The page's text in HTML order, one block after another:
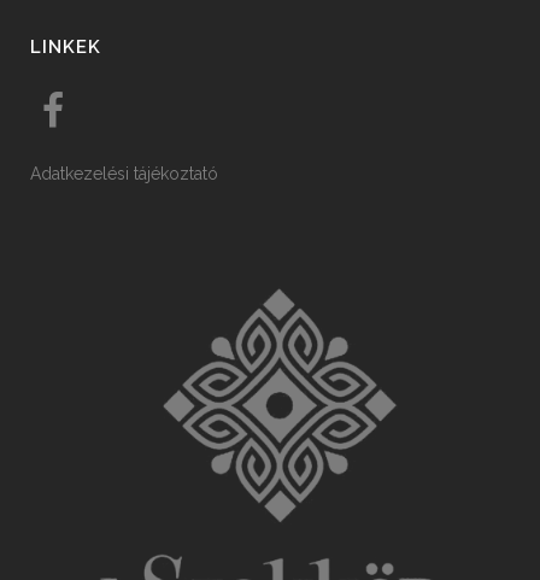
LINKEK
Adatkezelési tájékoztató